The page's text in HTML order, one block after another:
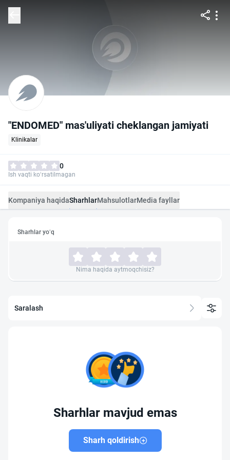
"ENDOMED" mas'uliyati cheklangan jamiyati
Klinikalar
0
Ish vaqti ko‘rsatilmagan
Kompaniya haqidaSharhlarMahsulotlarMedia fayllar
Sharhlar yo‘q
Nima haqida aytmoqchisiz?
Saralash
Sharhlar mavjud emas
Sharh qoldirish